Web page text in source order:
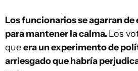
Los funcionarios se agarran de
para mantener la calma. Los
queera un experimento de
arriesgado que habría